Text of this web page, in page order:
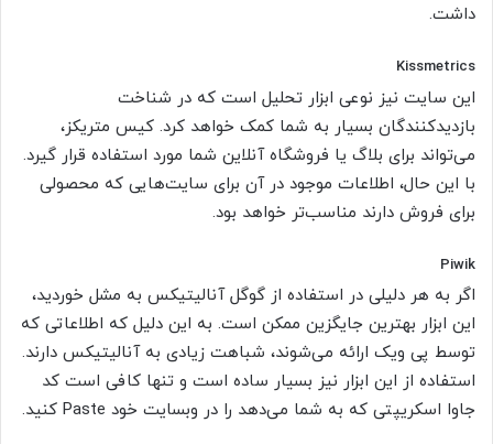
داشت.
Kissmetrics
این سایت نیز نوعی ابزار تحلیل است که در شناخت
بازدیدکنندگان بسیار به شما کمک خواهد کرد. کیس متریکز،
می‌تواند برای بلاگ یا فروشگاه آنلاین شما مورد استفاده قرار گیرد.
با این حال، اطلاعات موجود در آن برای سایت‌هایی که محصولی
برای فروش دارند مناسب‌تر خواهد بود.
Piwik
اگر به هر دلیلی در استفاده از گوگل آنالیتیکس به مشل خوردید،
این ابزار بهترین جایگزین ممکن است. به این دلیل که اطلاعاتی که
توسط پی ویک ارائه می‌شوند، شباهت زیادی به آنالیتیکس دارند.
استفاده از این ابزار نیز بسیار ساده است و تنها کافی است کد
جاوا اسکریپتی که به شما می‌دهد را در وبسایت خود Paste کنید.